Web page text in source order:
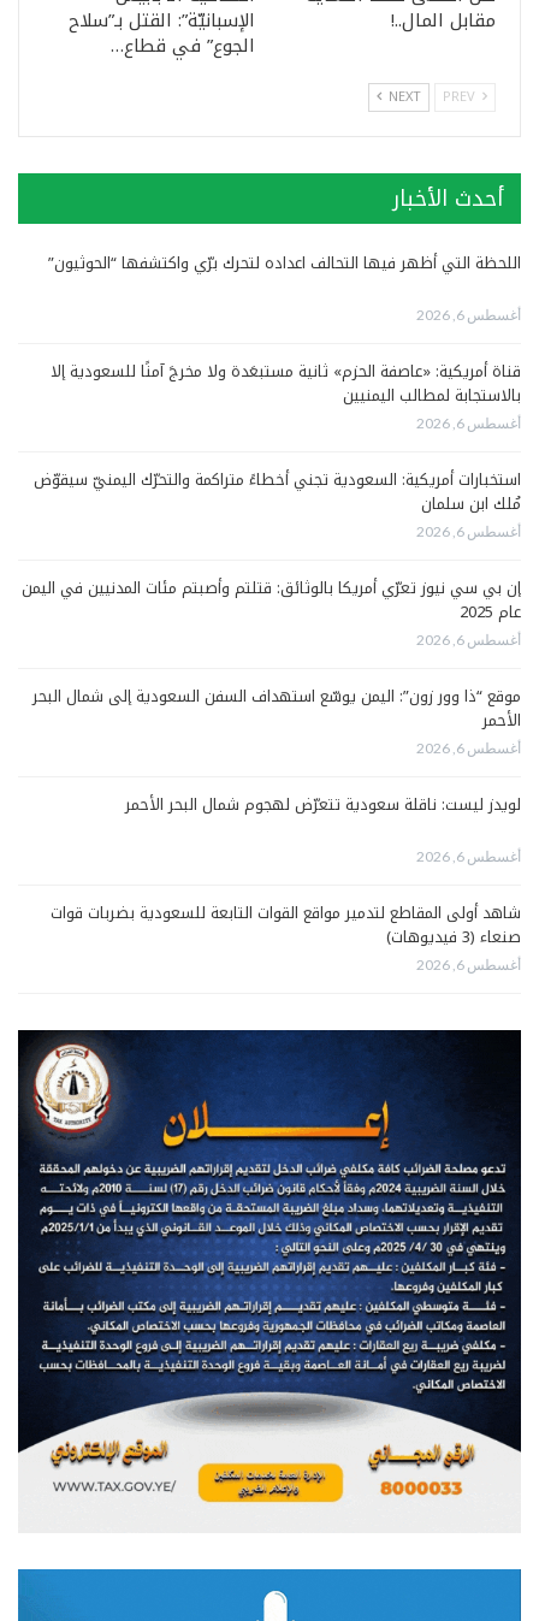
مقابل المال..! الإسبانيّة”: القتل بـ”سلاح
الجوع” في قطاع…
NEXT
أحدث الأخبار
اللحظة التي أظهر فيها التحالف اعداده لتحرك برّي واكتشفها “الحوثيون”
أغسطس 6, 2026
قناة أمريكية: «عاصفة الحزم» ثانية مستبعَدة ولا مخرجَ آمنًا للسعودية إلا
بالاستجابة لمطالب اليمنيين
أغسطس 6, 2026
استخبارات أمريكية: السعودية تجني أخطاءً متراكمة والتحرّك اليمنيّ سيقوّض
مُلك ابن سلمان
أغسطس 6, 2026
إن بي سي نيوز تعرّي أمريكا بالوثائق: قتلتم وأصبتم مئات المدنيين في اليمن
عام 2025
أغسطس 6, 2026
موقع “ذا وور زون”: اليمن يوسّع استهداف السفن السعودية إلى شمال البحر
الأحمر
أغسطس 6, 2026
لويدز ليست: ناقلة سعودية تتعرّض لهجوم شمال البحر الأحمر
أغسطس 6, 2026
شاهد أولى المقاطع لتدمير مواقع القوات التابعة للسعودية بضربات قوات
صنعاء (3 فيديوهات)
أغسطس 6, 2026